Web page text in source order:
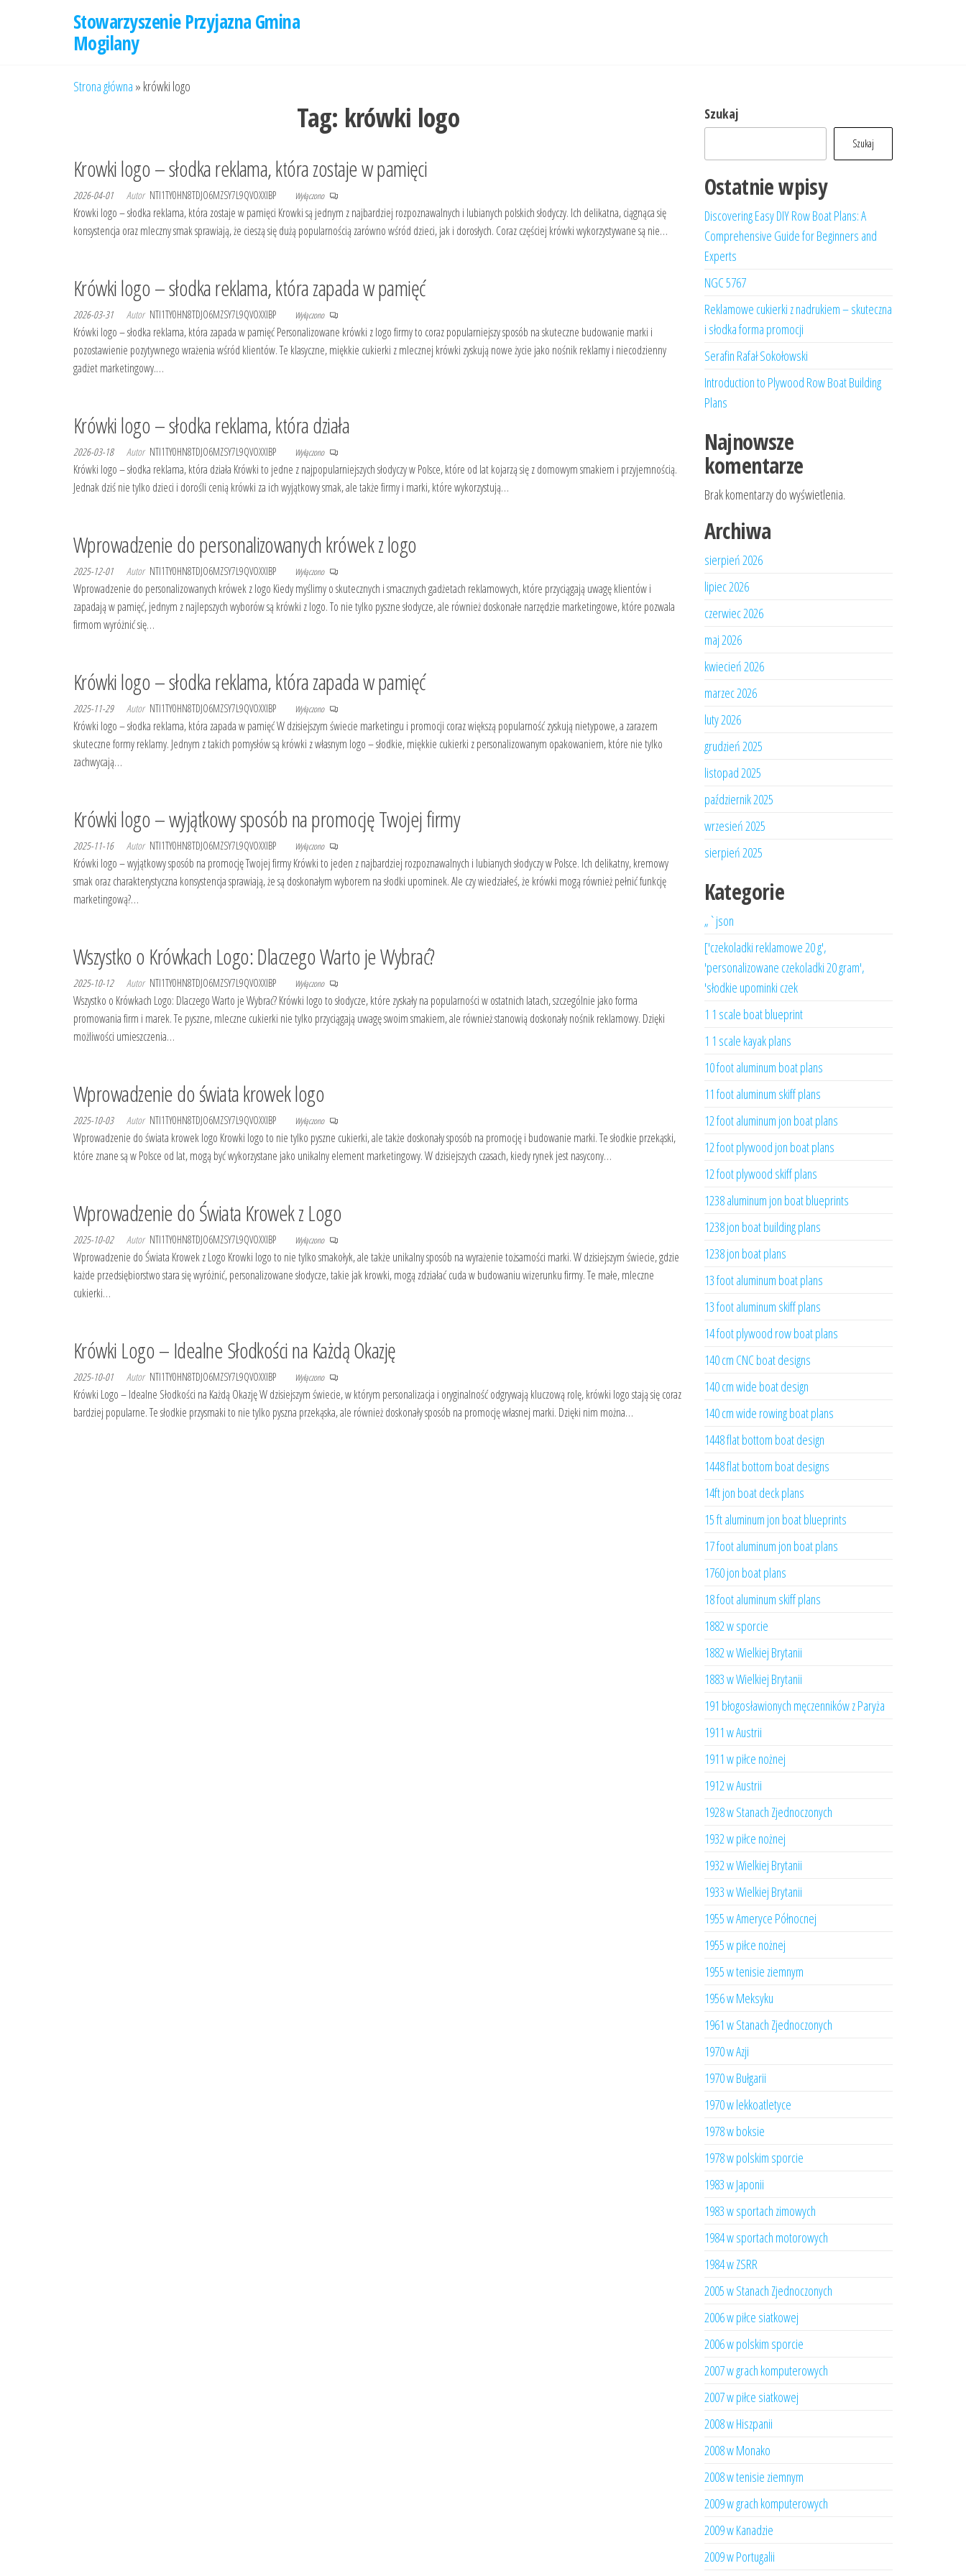
Stowarzyszenie Przyjazna Gmina
Mogilany
Strona główna » krówki logo
Tag: krówki logo
Krowki logo – słodka reklama, która zostaje w pamięci
2026-04-01 Autor NTI1TY0HN8TDJO6MZSY7L9QVOXXIBP Wyłączono
Krowki logo – słodka reklama, która zostaje w pamięci Krowki są jednym z najbardziej rozpoznawalnych i lubianych polskich słodyczy. Ich delikatna, ciągnąca się
konsystencja oraz mleczny smak sprawiają, że cieszą się dużą popularnością zarówno wśród dzieci, jak i dorosłych. Coraz częściej krówki wykorzystywane są nie…
Krówki logo – słodka reklama, która zapada w pamięć
2026-03-31 Autor NTI1TY0HN8TDJO6MZSY7L9QVOXXIBP Wyłączono
Krówki logo – słodka reklama, która zapada w pamięć Personalizowane krówki z logo firmy to coraz popularniejszy sposób na skuteczne budowanie marki i
pozostawienie pozytywnego wrażenia wśród klientów. Te klasyczne, miękkie cukierki z mlecznej krówki zyskują nowe życie jako nośnik reklamy i niecodzienny
gadżet marketingowy.…
Krówki logo – słodka reklama, która działa
2026-03-18 Autor NTI1TY0HN8TDJO6MZSY7L9QVOXXIBP Wyłączono
Krówki logo – słodka reklama, która działa Krówki to jedne z najpopularniejszych słodyczy w Polsce, które od lat kojarzą się z domowym smakiem i przyjemnością.
Jednak dziś nie tylko dzieci i dorośli cenią krówki za ich wyjątkowy smak, ale także firmy i marki, które wykorzystują…
Wprowadzenie do personalizowanych krówek z logo
2025-12-01 Autor NTI1TY0HN8TDJO6MZSY7L9QVOXXIBP Wyłączono
Wprowadzenie do personalizowanych krówek z logo Kiedy myślimy o skutecznych i smacznych gadżetach reklamowych, które przyciągają uwagę klientów i
zapadają w pamięć, jednym z najlepszych wyborów są krówki z logo. To nie tylko pyszne słodycze, ale również doskonałe narzędzie marketingowe, które pozwala
firmom wyróżnić się…
Krówki logo – słodka reklama, która zapada w pamięć
2025-11-29 Autor NTI1TY0HN8TDJO6MZSY7L9QVOXXIBP Wyłączono
Krówki logo – słodka reklama, która zapada w pamięć W dzisiejszym świecie marketingu i promocji coraz większą popularność zyskują nietypowe, a zarazem
skuteczne formy reklamy. Jednym z takich pomysłów są krówki z własnym logo – słodkie, miękkie cukierki z personalizowanym opakowaniem, które nie tylko
zachwycają…
Krówki logo – wyjątkowy sposób na promocję Twojej firmy
2025-11-16 Autor NTI1TY0HN8TDJO6MZSY7L9QVOXXIBP Wyłączono
Krówki logo – wyjątkowy sposób na promocję Twojej firmy Krówki to jeden z najbardziej rozpoznawalnych i lubianych słodyczy w Polsce. Ich delikatny, kremowy
smak oraz charakterystyczna konsystencja sprawiają, że są doskonałym wyborem na słodki upominek. Ale czy wiedziałeś, że krówki mogą również pełnić funkcję
marketingową?…
Wszystko o Krówkach Logo: Dlaczego Warto je Wybrać?
2025-10-12 Autor NTI1TY0HN8TDJO6MZSY7L9QVOXXIBP Wyłączono
Wszystko o Krówkach Logo: Dlaczego Warto je Wybrać? Krówki logo to słodycze, które zyskały na popularności w ostatnich latach, szczególnie jako forma
promowania firm i marek. Te pyszne, mleczne cukierki nie tylko przyciągają uwagę swoim smakiem, ale również stanowią doskonały nośnik reklamowy. Dzięki
możliwości umieszczenia…
Wprowadzenie do świata krowek logo
2025-10-03 Autor NTI1TY0HN8TDJO6MZSY7L9QVOXXIBP Wyłączono
Wprowadzenie do świata krowek logo Krowki logo to nie tylko pyszne cukierki, ale także doskonały sposób na promocję i budowanie marki. Te słodkie przekąski,
które znane są w Polsce od lat, mogą być wykorzystane jako unikalny element marketingowy. W dzisiejszych czasach, kiedy rynek jest nasycony…
Wprowadzenie do Świata Krowek z Logo
2025-10-02 Autor NTI1TY0HN8TDJO6MZSY7L9QVOXXIBP Wyłączono
Wprowadzenie do Świata Krowek z Logo Krowki logo to nie tylko smakołyk, ale także unikalny sposób na wyrażenie tożsamości marki. W dzisiejszym świecie, gdzie
każde przedsiębiorstwo stara się wyróżnić, personalizowane słodycze, takie jak krowki, mogą zdziałać cuda w budowaniu wizerunku firmy. Te małe, mleczne
cukierki…
Krówki Logo – Idealne Słodkości na Każdą Okazję
2025-10-01 Autor NTI1TY0HN8TDJO6MZSY7L9QVOXXIBP Wyłączono
Krówki Logo – Idealne Słodkości na Każdą Okazję W dzisiejszym świecie, w którym personalizacja i oryginalność odgrywają kluczową rolę, krówki logo stają się coraz
bardziej popularne. Te słodkie przysmaki to nie tylko pyszna przekąska, ale również doskonały sposób na promocję własnej marki. Dzięki nim można…
Szukaj
Szukaj
Ostatnie wpisy
Discovering Easy DIY Row Boat Plans: A
Comprehensive Guide for Beginners and
Experts
NGC 5767
Reklamowe cukierki z nadrukiem – skuteczna
i słodka forma promocji
Serafin Rafał Sokołowski
Introduction to Plywood Row Boat Building
Plans
Najnowsze
komentarze
Brak komentarzy do wyświetlenia.
Archiwa
sierpień 2026
lipiec 2026
czerwiec 2026
maj 2026
kwiecień 2026
marzec 2026
luty 2026
grudzień 2025
listopad 2025
październik 2025
wrzesień 2025
sierpień 2025
Kategorie
„`json
['czekoladki reklamowe 20 g',
'personalizowane czekoladki 20 gram',
'słodkie upominki czek
1 1 scale boat blueprint
1 1 scale kayak plans
10 foot aluminum boat plans
11 foot aluminum skiff plans
12 foot aluminum jon boat plans
12 foot plywood jon boat plans
12 foot plywood skiff plans
1238 aluminum jon boat blueprints
1238 jon boat building plans
1238 jon boat plans
13 foot aluminum boat plans
13 foot aluminum skiff plans
14 foot plywood row boat plans
140 cm CNC boat designs
140 cm wide boat design
140 cm wide rowing boat plans
1448 flat bottom boat design
1448 flat bottom boat designs
14ft jon boat deck plans
15 ft aluminum jon boat blueprints
17 foot aluminum jon boat plans
1760 jon boat plans
18 foot aluminum skiff plans
1882 w sporcie
1882 w Wielkiej Brytanii
1883 w Wielkiej Brytanii
191 błogosławionych męczenników z Paryża
1911 w Austrii
1911 w piłce nożnej
1912 w Austrii
1928 w Stanach Zjednoczonych
1932 w piłce nożnej
1932 w Wielkiej Brytanii
1933 w Wielkiej Brytanii
1955 w Ameryce Północnej
1955 w piłce nożnej
1955 w tenisie ziemnym
1956 w Meksyku
1961 w Stanach Zjednoczonych
1970 w Azji
1970 w Bułgarii
1970 w lekkoatletyce
1978 w boksie
1978 w polskim sporcie
1983 w Japonii
1983 w sportach zimowych
1984 w sportach motorowych
1984 w ZSRR
2005 w Stanach Zjednoczonych
2006 w piłce siatkowej
2006 w polskim sporcie
2007 w grach komputerowych
2007 w piłce siatkowej
2008 w Hiszpanii
2008 w Monako
2008 w tenisie ziemnym
2009 w grach komputerowych
2009 w Kanadzie
2009 w Portugalii